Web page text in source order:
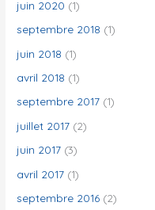
juin 2020 (1)
septembre 2018 (1)
juin 2018 (1)
avril 2018 (1)
septembre 2017 (1)
juillet 2017 (2)
juin 2017 (3)
avril 2017 (1)
septembre 2016 (2)